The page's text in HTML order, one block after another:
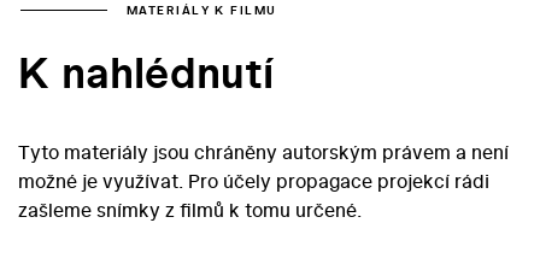
MATERIÁLY K FILMU
K nahlédnutí
Tyto materiály jsou chráněny autorským právem a není
možné je využívat. Pro účely propagace projekcí rádi
zašleme snímky z filmů k tomu určené.